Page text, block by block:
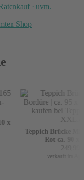
· uvm.
Shop
Teppich Brücke Mir
Rot ca. 90 x
249,99
verkauft im April